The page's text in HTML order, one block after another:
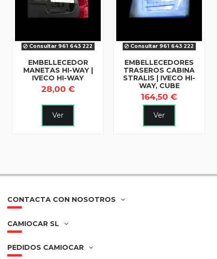
Consultar 961 643 222
EMBELLECEDOR
MANETAS HI-WAY |
IVECO HI-WAY
28,00 €
Ver
Consultar 961 643 222
EMBELLECEDORES
TRASEROS CABINA
STRALIS | IVECO HI-
WAY, CUBE
164,50 €
Ver
CONTACTA CON NOSOTROS
CAMIOCAR SL
PEDIDOS CAMIOCAR